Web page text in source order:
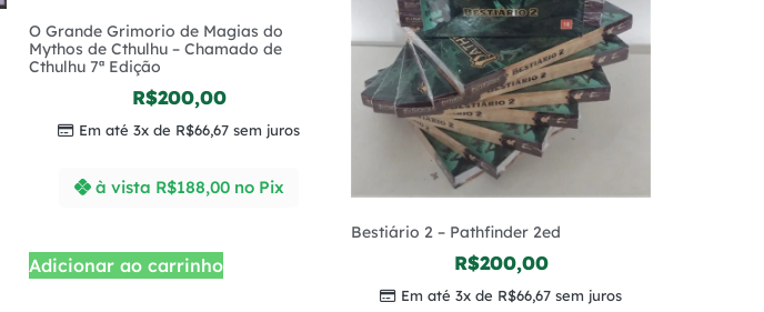
O Grande Grimorio de Magias do
Mythos de Cthulhu – Chamado de
Cthulhu 7ª Edição
R$200,00
Em até 3x de R$66,67 sem juros
à vista R$188,00 no Pix
Adicionar ao carrinho
Bestiário 2 – Pathfinder 2ed
R$200,00
Em até 3x de R$66,67 sem juros